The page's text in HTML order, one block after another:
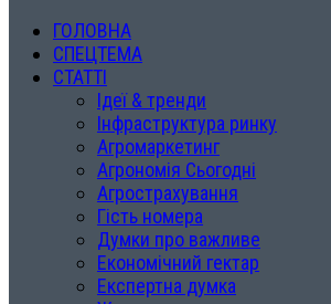
ГОЛОВНА
СПЕЦТЕМА
СТАТТІ
Ідеї & тренди
Інфраструктура ринку
Агромаркетинг
Агрономія Сьогодні
Агрострахування
Гість номера
Думки про важливе
Економічний гектар
Експертна думка